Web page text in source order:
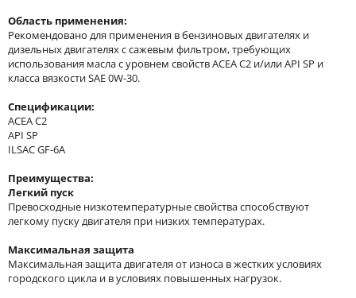
Область применения:
Рекомендовано для применения в бензиновых двигателях и
дизельных двигателях с сажевым фильтром, требующих
использования масла с уровнем свойств ACEA C2 и/или API SP и
класса вязкости SAE 0W-30.
Спецификации:
ACEA C2
API SP
ILSAC GF-6A
Преимущества:
Легкий пуск
Превосходные низкотемпературные свойства способствуют
легкому пуску двигателя при низких температурах.
Максимальная защита
Максимальная защита двигателя от износа в жестких условиях
городского цикла и в условиях повышенных нагрузок.